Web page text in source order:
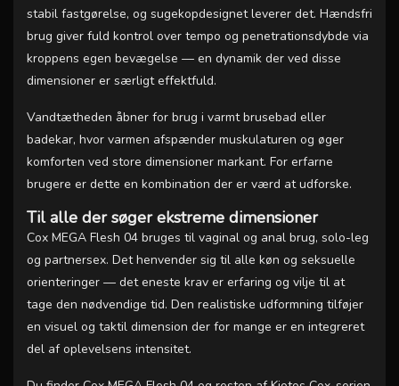
stabil fastgørelse, og sugekopdesignet leverer det. Hændsfri
brug giver fuld kontrol over tempo og penetrationsdybde via
kroppens egen bevægelse — en dynamik der ved disse
dimensioner er særligt effektfuld.
Vandtætheden åbner for brug i varmt brusebad eller
badekar, hvor varmen afspænder muskulaturen og øger
komforten ved store dimensioner markant. For erfarne
brugere er dette en kombination der er værd at udforske.
Til alle der søger ekstreme dimensioner
Cox MEGA Flesh 04 bruges til vaginal og anal brug, solo-leg
og partnersex. Det henvender sig til alle køn og seksuelle
orienteringer — det eneste krav er erfaring og vilje til at
tage den nødvendige tid. Den realistiske udformning tilføjer
en visuel og taktil dimension der for mange er en integreret
del af oplevelsens intensitet.